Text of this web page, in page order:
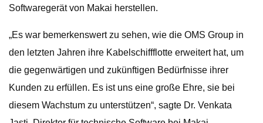
Softwaregerät von Makai herstellen.
„Es war bemerkenswert zu sehen, wie die OMS Group in
den letzten Jahren ihre Kabelschiffflotte erweitert hat, um
die gegenwärtigen und zukünftigen Bedürfnisse ihrer
Kunden zu erfüllen. Es ist uns eine große Ehre, sie bei
diesem Wachstum zu unterstützen“, sagte Dr. Venkata